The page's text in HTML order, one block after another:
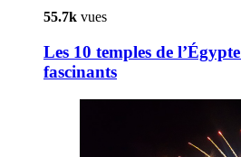
55.7k vues
Les 10 temples de
fascinants